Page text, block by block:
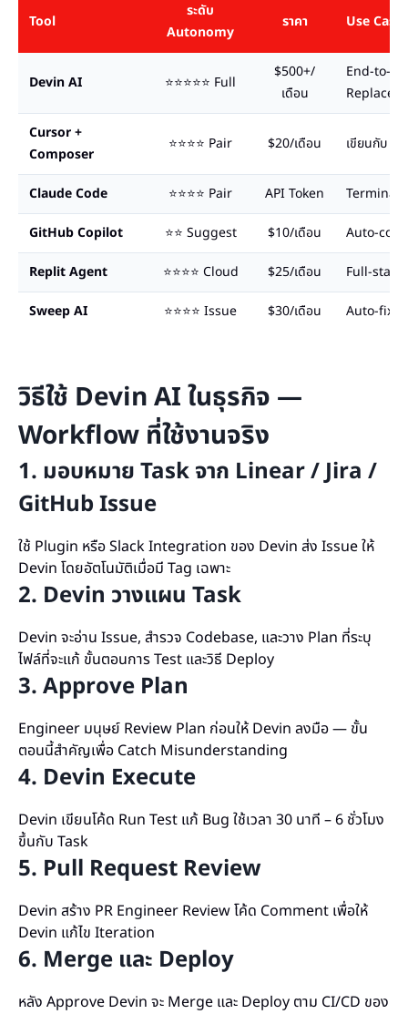
Tool
ระดับ
Autonomy
ราคา Use Case
Devin AI ⭐⭐⭐⭐⭐ Full
$500+/
เดือน
End-to-
Cursor +
Composer
⭐⭐⭐⭐ Pair $20/เดือน เขียนกับ
Claude Code ⭐⭐⭐⭐ Pair API Token Terminal
GitHub Copilot ⭐⭐ Suggest $10/เดือน Auto-
Replit Agent ⭐⭐⭐⭐ Cloud $25/เดือน Full-stack
Sweep AI ⭐⭐⭐⭐ Issue $30/เดือน Auto-fix
วิธีใช้ Devin AI ในธุรกิจ —
Workflow ที่ใช้งานจริง
1. มอบหมาย Task จาก Linear / Jira /
GitHub Issue
ใช้ Plugin หรือ Slack Integration ของ Devin ส่ง Issue ให้
Devin โดยอัตโนมัติเมื่อมี Tag เฉพาะ
2. Devin วางแผน Task
Devin จะอ่าน Issue, สำรวจ Codebase, และวาง Plan ที่ระบุ
ไฟล์ที่จะแก้ ขั้นตอนการ Test และวิธี Deploy
3. Approve Plan
Engineer มนุษย์ Review Plan ก่อนให้ Devin ลงมือ — ขั้น
ตอนนี้สำคัญเพื่อ Catch Misunderstanding
4. Devin Execute
Devin เขียนโค้ด Run Test แก้ Bug ใช้เวลา 30 นาที – 6 ชั่วโมง
ขึ้นกับ Task
5. Pull Request Review
Devin สร้าง PR Engineer Review โค้ด Comment เพื่อให้
Devin แก้ไข Iteration
6. Merge และ Deploy
หลัง Approve Devin จะ Merge และ Deploy ตาม CI/CD ของ